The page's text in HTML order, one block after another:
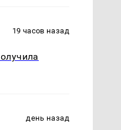
19 часов назад
день назад